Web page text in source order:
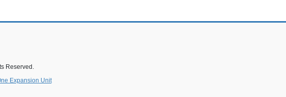
Reserved.
Expansion Unit